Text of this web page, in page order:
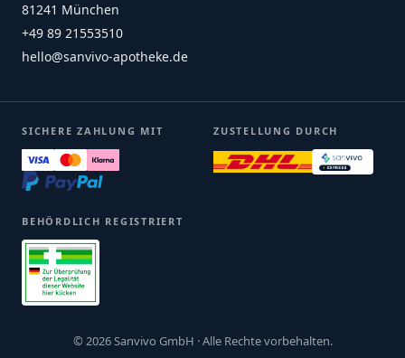
81241 München
+49 89 21553510
hello@sanvivo-apotheke.de
SICHERE ZAHLUNG MIT ZUSTELLUNG DURCH
BEHÖRDLICH REGISTRIERT
© 2026 Sanvivo GmbH · Alle Rechte vorbehalten.